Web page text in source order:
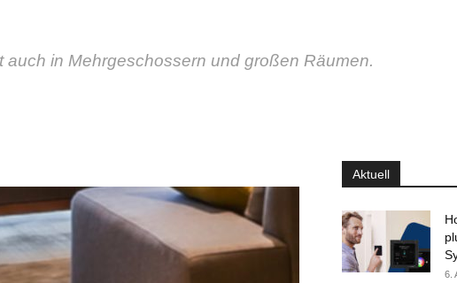
in Mehrgeschossern und großen Räumen.
Aktuell
6.